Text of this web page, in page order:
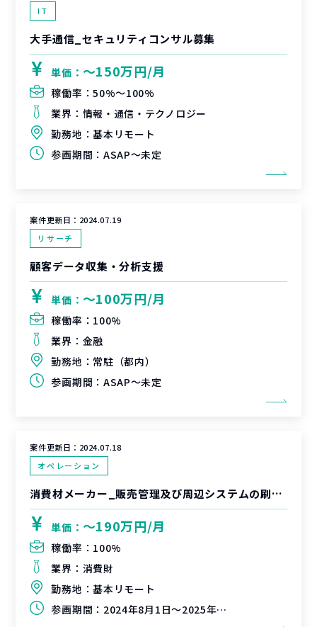
IT
大手通信_セキュリティコンサル募集
単価： 〜150万円/月
稼働率：50%〜100%
業界： 情報・通信・テクノロジー
勤務地：基本リモート
参画期間： ASAP～未定
案件更新日： 2024.07.19
リサーチ
顧客データ収集・分析支援
単価： 〜100万円/月
稼働率： 100%
業界： 金融
勤務地： 常駐（都内）
参画期間： ASAP～未定
案件更新日： 2024.07.18
オペレーション
消費材メーカー_販売管理及び周辺システムの刷新（移行リーダー）
単価： 〜190万円/月
稼働率： 100%
業界： 消費財
勤務地：基本リモート
参画期間： 2024年8月1日～2025年2月28日（延長可能性有）